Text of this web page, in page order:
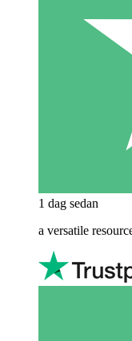
1 dag sedan
a versatile